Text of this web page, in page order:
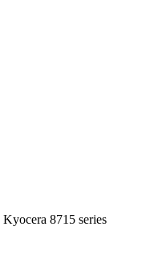
Kyocera 8715 series